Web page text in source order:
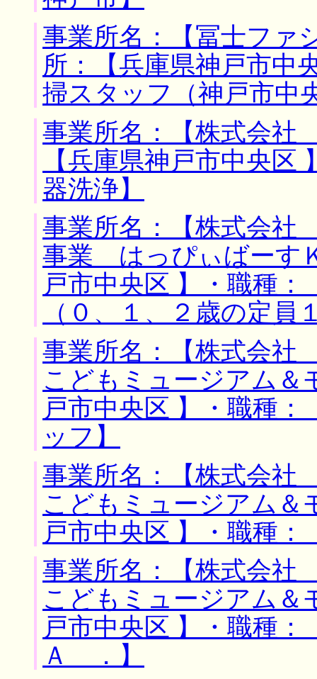
事業所名：【冨士フ
所：【兵庫県神戸市中
掃スタッフ（神戸市中
事業所名：【株式会
【兵庫県神戸市中央区
器洗浄】
事業所名：【株式会
事業 はっぴぃばーす
戸市中央区 】・職種
（０、１、２歳の定員
事業所名：【株式会
こどもミュージアム＆
戸市中央区 】・職種
ッフ】
事業所名：【株式会
こどもミュージアム＆
戸市中央区 】・職種：
事業所名：【株式会
こどもミュージアム＆
戸市中央区 】・職種
Ａ ．】